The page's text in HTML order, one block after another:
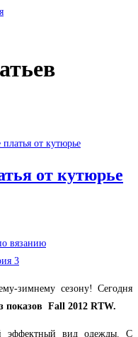
от кутюрье
вязанию
3
зимнему сезону! Сегодня
показов Fall 2012 RTW.
эффектный вид одежды. С